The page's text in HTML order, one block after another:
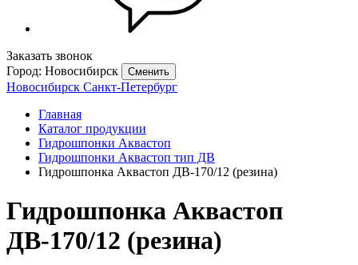
Заказать звонок
Город: Новосибирск
Сменить
Новосибирск Санкт-Петербург
Главная
Каталог продукции
Гидрошпонки Аквастоп
Гидрошпонки Аквастоп тип ДВ
Гидрошпонка Аквастоп ДВ-170/12 (резина)
Гидрошпонка Аквастоп
ДВ-170/12 (резина)